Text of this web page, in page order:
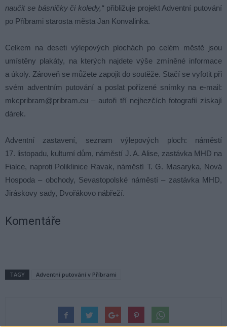
naučit se básničky či koledy,“ přibližuje projekt Adventní putování
po Příbrami starosta města Jan Konvalinka.
Celkem na deseti výlepových plochách po celém městě jsou
umístěny plakáty, na kterých najdete výše zmíněné informace
a úkoly. Zároveň se můžete zapojit do soutěže. Stačí se vyfotit při
svém adventním putování a poslat pořízené snímky na e-mail:
mkcpribram@pribram.eu – autoři tří nejhezčích fotografií získají
dárek.
Adventní zastavení, seznam výlepových ploch: náměstí
17. listopadu, kulturní dům, náměstí J. A. Alise, zastávka MHD na
Fialce, naproti Poliklinice Ravak, náměstí T. G. Masaryka, Nová
Hospoda – obchody, Sevastopolské náměstí – zastávka MHD,
Jiráskovy sady, Dvořákovo nábřeží.
Komentáře
TAGY Adventní putování v Příbrami